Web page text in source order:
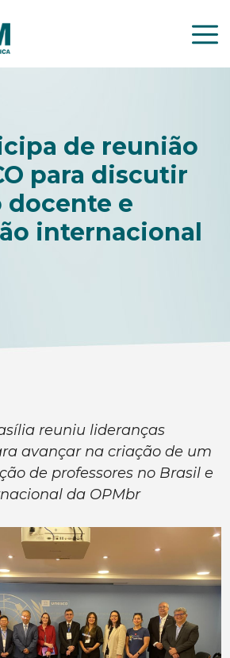
de reunião
para discutir
docente e
internacional
reuniu lideranças
avançar na criação de um
de professores no Brasil e
da OPMbr